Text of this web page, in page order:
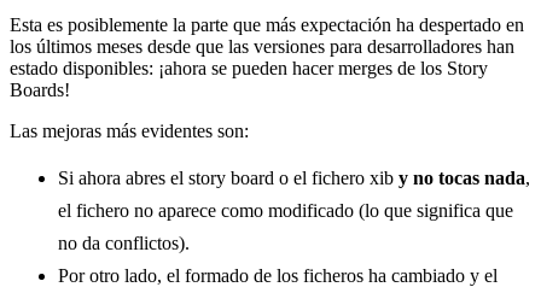
Esta es posiblemente la parte que más expectación ha despertado en
los últimos meses desde que las versiones para desarrolladores han
estado disponibles: ¡ahora se pueden hacer merges de los Story
Boards!
Las mejoras más evidentes son:
Si ahora abres el story board o el fichero xib y no tocas nada,
el fichero no aparece como modificado (lo que significa que
no da conflictos).
Por otro lado, el formado de los ficheros ha cambiado y el